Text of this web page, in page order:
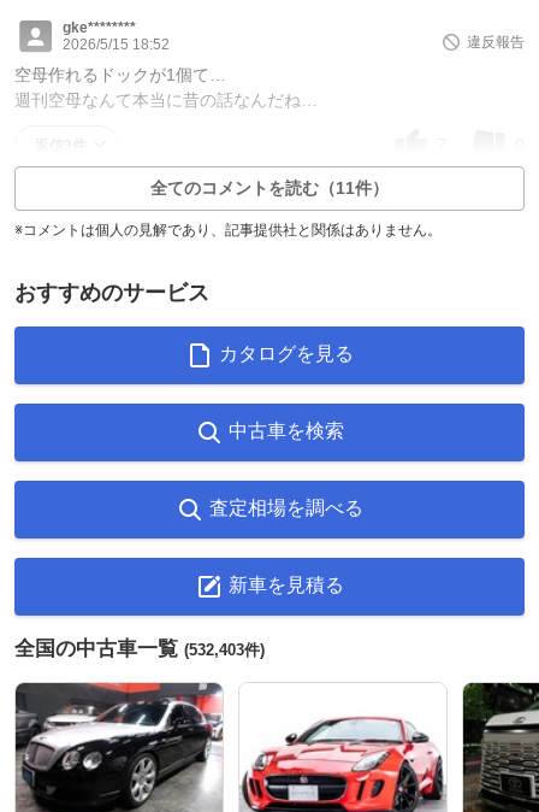
gke********
2026/5/15 18:52
違反報告
空母作れるドックが1個て…
週刊空母なんて本当に昔の話なんだね…
全てのコメントを読む（11件）
※コメントは個人の見解であり、記事提供社と関係はありません。
おすすめのサービス
カタログを見る
中古車を検索
査定相場を調べる
新車を見積る
全国の中古車一覧 (532,403件)